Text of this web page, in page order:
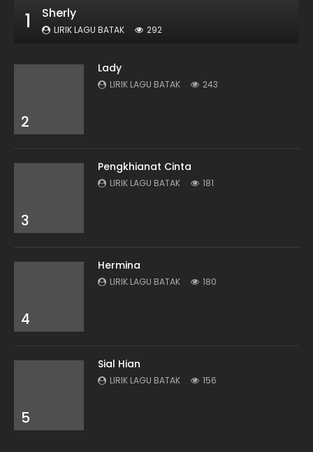
1 Sherly
LIRIK LAGU BATAK 292
2
Lady
LIRIK LAGU BATAK 243
3
Pengkhianat Cinta
LIRIK LAGU BATAK 181
4
Hermina
LIRIK LAGU BATAK 180
5
Sial Hian
LIRIK LAGU BATAK 156